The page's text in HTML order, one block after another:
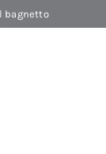
bagnetto